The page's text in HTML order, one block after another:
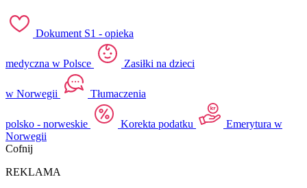
Dokument S1 - opieka
medyczna w Polsce Zasiłki na dzieci
w Norwegii Tłumaczenia
polsko - norweskie Korekta podatku
Emerytura w
Norwegii
Cofnij
REKLAMA